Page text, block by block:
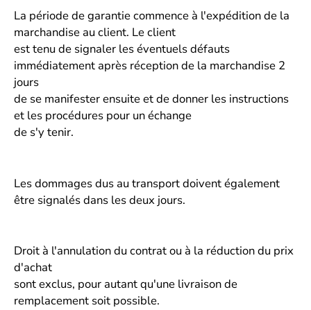
La période de garantie commence à l'expédition de la
marchandise au client. Le client
est tenu de signaler les éventuels défauts
immédiatement après réception de la marchandise 2
jours
de se manifester ensuite et de donner les instructions
et les procédures pour un échange
de s'y tenir.
Les dommages dus au transport doivent également
être signalés dans les deux jours.
Droit à l'annulation du contrat ou à la réduction du prix
d'achat
sont exclus, pour autant qu'une livraison de
remplacement soit possible.